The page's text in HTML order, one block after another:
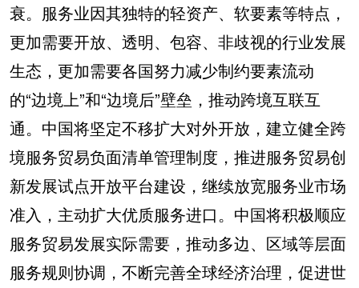
衰。服务业因其独特的轻资产、软要素等特点，
更加需要开放、透明、包容、非歧视的行业发展
生态，更加需要各国努力减少制约要素流动
的“边境上”和“边境后”壁垒，推动跨境互联互
通。中国将坚定不移扩大对外开放，建立健全跨
境服务贸易负面清单管理制度，推进服务贸易创
新发展试点开放平台建设，继续放宽服务业市场
准入，主动扩大优质服务进口。中国将积极顺应
服务贸易发展实际需要，推动多边、区域等层面
服务规则协调，不断完善全球经济治理，促进世